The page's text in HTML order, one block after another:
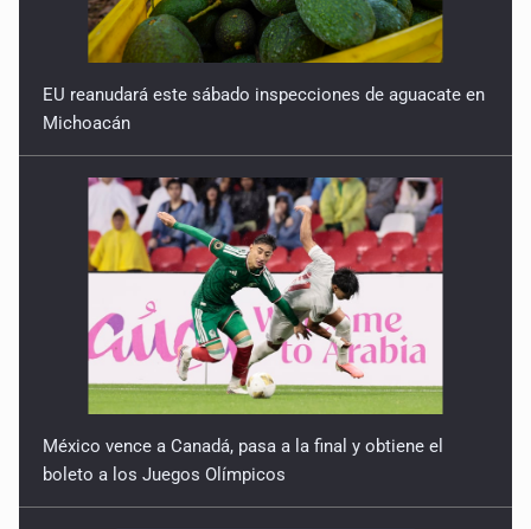
EU reanudará este sábado inspecciones de aguacate en
Michoacán
México vence a Canadá, pasa a la final y obtiene el
boleto a los Juegos Olímpicos